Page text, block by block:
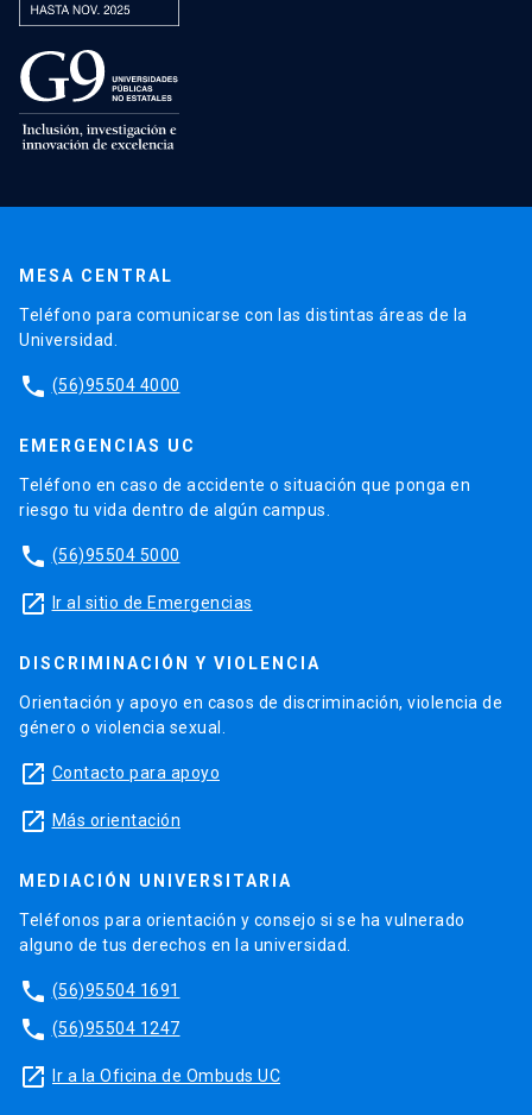
MESA CENTRAL
Teléfono para comunicarse con las distintas áreas de la
Universidad.
phone (56)95504 4000
EMERGENCIAS UC
Teléfono en caso de accidente o situación que ponga en
riesgo tu vida dentro de algún campus.
phone (56)95504 5000
launch Ir al sitio de Emergencias
DISCRIMINACIÓN Y VIOLENCIA
Orientación y apoyo en casos de discriminación, violencia de
género o violencia sexual.
launch Contacto para apoyo
launch Más orientación
MEDIACIÓN UNIVERSITARIA
Teléfonos para orientación y consejo si se ha vulnerado
alguno de tus derechos en la universidad.
phone (56)95504 1691
phone (56)95504 1247
launch Ir a la Oficina de Ombuds UC